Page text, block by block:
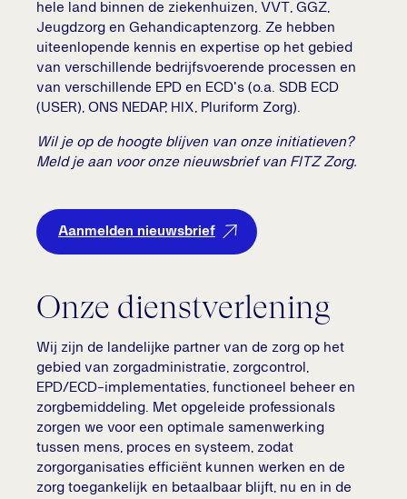
hele land binnen de ziekenhuizen, VVT, GGZ,
Jeugdzorg en Gehandicaptenzorg. Ze hebben
uiteenlopende kennis en expertise op het gebied
van verschillende bedrijfsvoerende processen en
van verschillende EPD en ECD's (o.a. SDB ECD
(USER), ONS NEDAP, HIX, Pluriform Zorg).
Wil je op de hoogte blijven van onze initiatieven?
Meld je aan voor onze nieuwsbrief van FITZ Zorg.
Aanmelden nieuwsbrief
Onze dienstverlening
Wij zijn de landelijke partner van de zorg op het
gebied van zorgadministratie, zorgcontrol,
EPD/ECD-implementaties, functioneel beheer en
zorgbemiddeling. Met opgeleide professionals
zorgen we voor een optimale samenwerking
tussen mens, proces en systeem, zodat
zorgorganisaties efficiënt kunnen werken en de
zorg toegankelijk en betaalbaar blijft, nu en in de